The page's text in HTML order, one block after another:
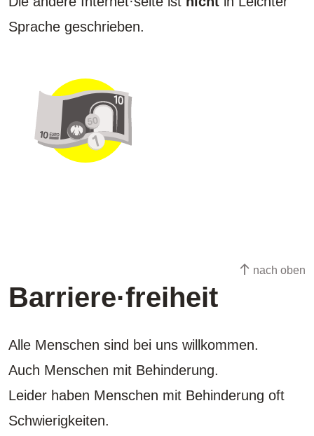
Sprache geschrieben.
nach oben
Barriere·freiheit
Alle Menschen sind bei uns willkommen.
Auch Menschen mit Behinderung.
Leider haben Menschen mit Behinderung oft
Schwierigkeiten.